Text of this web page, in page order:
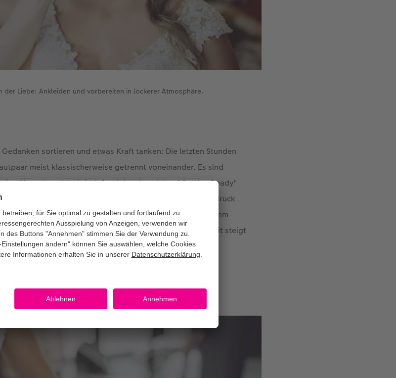
der Liebe: Ankleiden und vorbereiten in lockerer Atmosphäre.
sortieren und etwas Kraft tanken: Die letzten Stunden
meist klassischerweise getrennt voneinander. Es sind
Menschen dabei sind. Somit ist ein solches "Getting Ready"
zu machen, die Freunden und Familie später einen Eindruck
Das Besondere: Die künftigen Eheleute sind zu diesem
überall, achten aber bestimmt nicht auf die Kamera. Damit steigt
und authentische Schnappschüsse.